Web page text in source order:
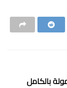
– منحة ممولة بالكامل